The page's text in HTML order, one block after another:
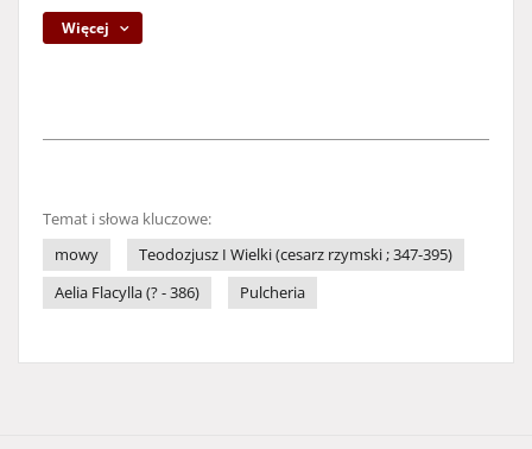
Więcej
Temat i słowa kluczowe:
mowy
Teodozjusz I Wielki (cesarz rzymski ; 347-395)
Aelia Flacylla (? - 386)
Pulcheria